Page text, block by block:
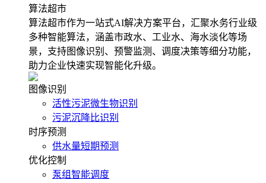
算法超市
算法超市作为一站式AI解决方案平台，汇聚水务行业级
多种智能算法，涵盖市政水、工业水、海水淡化等场
景，支持图像识别、预警监测、调度决策等细分功能，
助力企业快速实现智能化升级。
图像识别
活性污泥微生物识别
污泥沉降比识别
时序预测
供水量短期预测
优化控制
泵组智能调度